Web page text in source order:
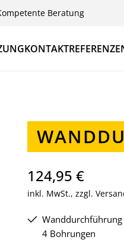
Beratung
KONTAKT
124,95 €
inkl. MwSt., zzgl.
4 Bohrungen